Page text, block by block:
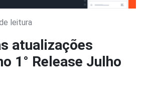
leitura
atualizações
1° Release Julho